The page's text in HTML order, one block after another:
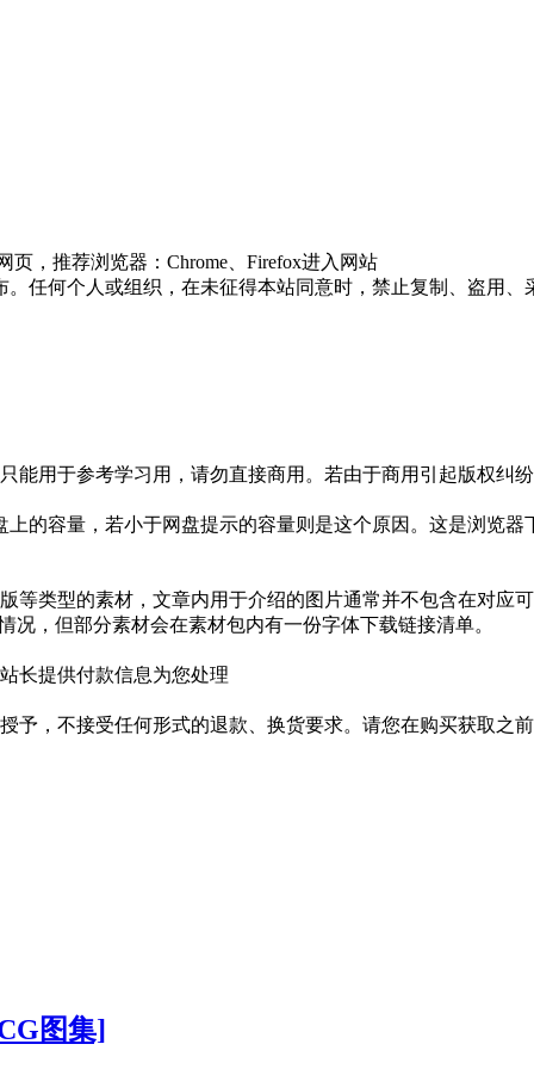
，推荐浏览器：Chrome、Firefox进入网站
任何个人或组织，在未征得本站同意时，禁止复制、盗用
能用于参考学习用，请勿直接商用。若由于商用引起版权纠
的容量，若小于网盘提示的容量则是这个原因。这是浏览
等类型的素材，文章内用于介绍的图片通常并不包含在对应
，但部分素材会在素材包内有一份字体下载链接清单。
长提供付款信息为您处理
予，不接受任何形式的退款、换货要求。请您在购买获取之
图集]